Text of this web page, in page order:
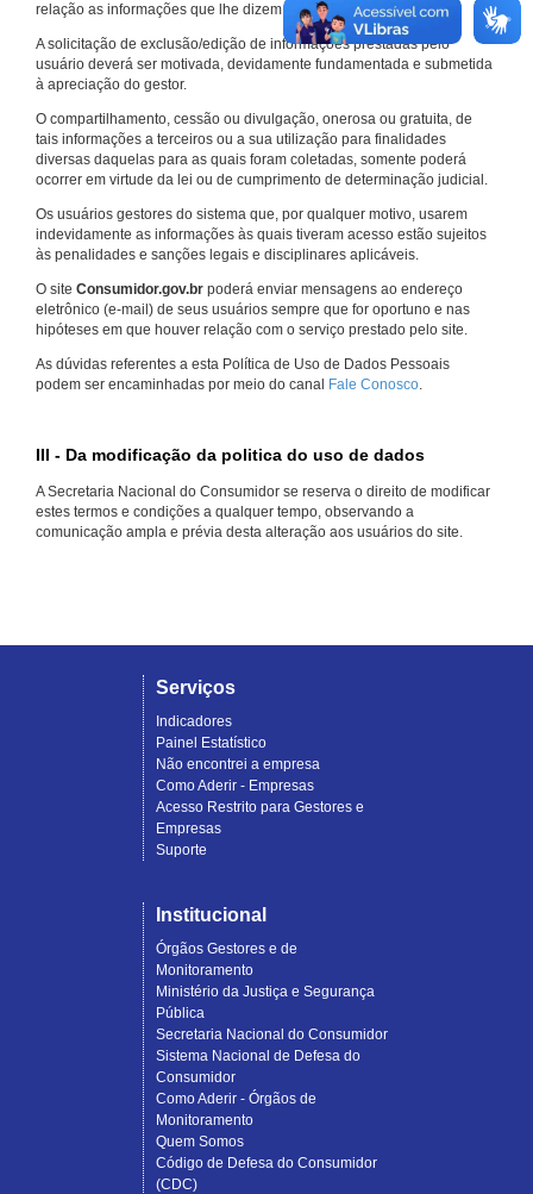
relação as informações que lhe dizem respeito.
A solicitação de exclusão/edição de informações prestadas pelo
usuário deverá ser motivada, devidamente fundamentada e submetida
à apreciação do gestor.
O compartilhamento, cessão ou divulgação, onerosa ou gratuita, de
tais informações a terceiros ou a sua utilização para finalidades
diversas daquelas para as quais foram coletadas, somente poderá
ocorrer em virtude da lei ou de cumprimento de determinação judicial.
Os usuários gestores do sistema que, por qualquer motivo, usarem
indevidamente as informações às quais tiveram acesso estão sujeitos
às penalidades e sanções legais e disciplinares aplicáveis.
O site Consumidor.gov.br poderá enviar mensagens ao endereço
eletrônico (e-mail) de seus usuários sempre que for oportuno e nas
hipóteses em que houver relação com o serviço prestado pelo site.
As dúvidas referentes a esta Política de Uso de Dados Pessoais
podem ser encaminhadas por meio do canal Fale Conosco.
III - Da modificação da politica do uso de dados
A Secretaria Nacional do Consumidor se reserva o direito de modificar
estes termos e condições a qualquer tempo, observando a
comunicação ampla e prévia desta alteração aos usuários do site.
Serviços
Indicadores
Painel Estatístico
Não encontrei a empresa
Como Aderir - Empresas
Acesso Restrito para Gestores e
Empresas
Suporte
Institucional
Órgãos Gestores e de
Monitoramento
Ministério da Justiça e Segurança
Pública
Secretaria Nacional do Consumidor
Sistema Nacional de Defesa do
Consumidor
Como Aderir - Órgãos de
Monitoramento
Quem Somos
Código de Defesa do Consumidor
(CDC)